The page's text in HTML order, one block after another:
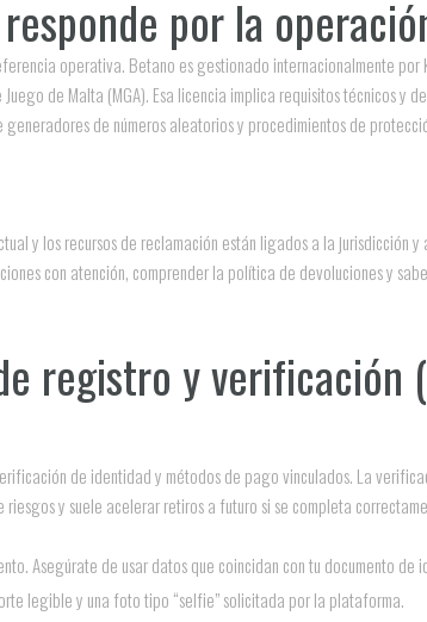
por la
operativa. Betano es gestionado internacionalmente
de Malta (MGA). Esa licencia implica requisitos técnicos y
de números aleatorios y procedimientos de
y los recursos de reclamación están ligados a la jurisdicción y
con atención, comprender la política de devoluciones y
registro y verificación
de identidad y métodos de pago vinculados. La
y suele acelerar retiros a futuro si se completa
Asegúrate de usar datos que coincidan con tu documento de
legible y una foto tipo “selfie” solicitada por la plataforma.